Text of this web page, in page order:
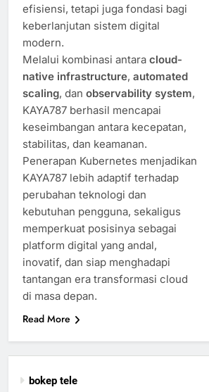
efisiensi, tetapi juga fondasi bagi
keberlanjutan sistem digital
modern.
Melalui kombinasi antara cloud-
native infrastructure, automated
scaling, dan observability system,
KAYA787 berhasil mencapai
keseimbangan antara kecepatan,
stabilitas, dan keamanan.
Penerapan Kubernetes menjadikan
KAYA787 lebih adaptif terhadap
perubahan teknologi dan
kebutuhan pengguna, sekaligus
memperkuat posisinya sebagai
platform digital yang andal,
inovatif, dan siap menghadapi
tantangan era transformasi cloud
di masa depan.
Read More
bokep tele